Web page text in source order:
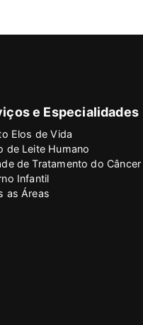
e Especialidades
Elos de Vida
de Leite Humano
de Tratamento do Câncer
Infantil
as Áreas